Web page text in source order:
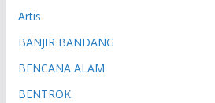
Artis
BANJIR BANDANG
BENCANA ALAM
BENTROK